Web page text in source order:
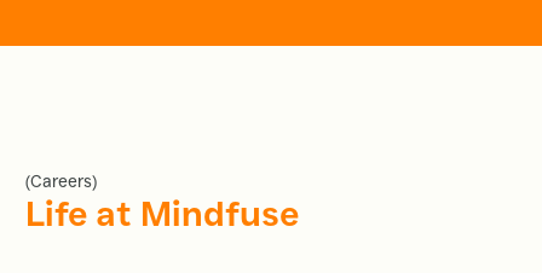
(Careers)
Life at Mindfuse